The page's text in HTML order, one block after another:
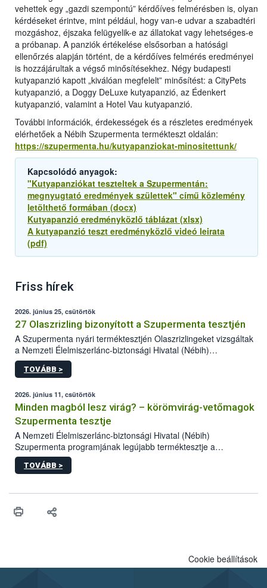
vehettek egy „gazdi szempontú” kérdőíves felmérésben is, olyan
kérdéseket érintve, mint például, hogy van-e udvar a szabadtéri
mozgáshoz, éjszaka felügyelik-e az állatokat vagy lehetséges-e
a próbanap. A panziók értékelése elsősorban a hatósági
ellenőrzés alapján történt, de a kérdőíves felmérés eredményei
is hozzájárultak a végső minősítésekhez. Négy budapesti
kutyapanzió kapott „kiválóan megfelelt” minősítést: a CityPets
kutyapanzió, a Doggy DeLuxe kutyapanzió, az Édenkert
kutyapanzió, valamint a Hotel Vau kutyapanzió.
További információk, érdekességek és a részletes eredmények
elérhetőek a Nébih Szupermenta termékteszt oldalán:
https://szupermenta.hu/kutyapanziokat-minositettunk/
Kapcsolódó anyagok:
"Kutyapanziókat teszteltek a Szupermentán:
megnyugtató eredmények születtek" című közlemény
letölthető formában (docx)
Kutyapanzió eredményközlő táblázat (xlsx)
A kutyapanzió teszt eredményközlő videó leirata
(pdf)
Friss hírek
2026. június 25, csütörtök
27 Olaszrizling bizonyított a Szupermenta tesztjén
A Szupermenta nyári terméktesztjén Olaszrizlingeket vizsgáltak
a Nemzeti Élelmiszerlánc-biztonsági Hivatal (Nébih)
szakemberei. Összesen 27 bor került „nagyító alá”, melyek az
élelmiszerbiztonsági és -minőségi vizsgálatok, valamint a
vizsgálaton az is kiderült, melyek a kóstolók által
legkedveltebbnek ítélt Olaszrizlingek.
TOVÁBB >
2026. június 11, csütörtök
Minden magból lesz virág? – körömvirág-vetőmagok
Szupermenta tesztje
A Nemzeti Élelmiszerlánc-biztonsági Hivatal (Nébih)
Szupermenta programjának legújabb terméktesztje a
körömvirág-vetőmagokra fókuszált. A hatósági vizsgálatokon a
szakemberek 16 kereskedelmi forgalomban kapható terméket
meg a jogszabályi előírásoknak, egy további termék pedig a
felügyelők mind a négy esetben eljárást indítottak és elrendelték
folytatódik a növények fejlődésének nyomonkövetésével.
TOVÁBB >
Cookie beállítások